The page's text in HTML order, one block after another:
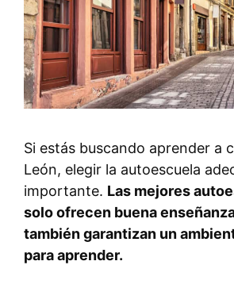
Si estás buscando aprender a
León, elegir la autoescuela
importante. Las mejores
solo ofrecen buena
también garantizan un
para aprender.